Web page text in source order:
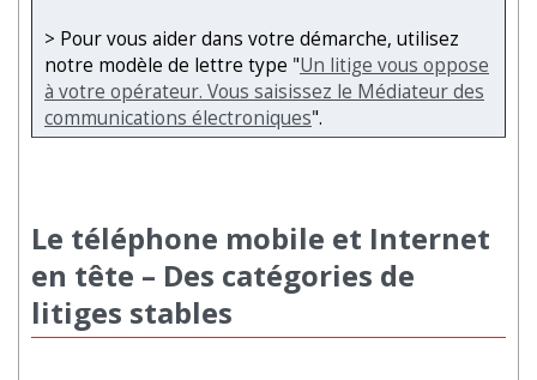
> Pour vous aider dans votre démarche, utilisez
notre modèle de lettre type "Un litige vous oppose
à votre opérateur. Vous saisissez le Médiateur des
communications électroniques".
Le téléphone mobile et Internet
en tête – Des catégories de
litiges stables